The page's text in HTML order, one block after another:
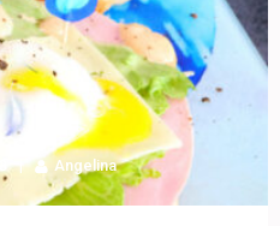
Angelina